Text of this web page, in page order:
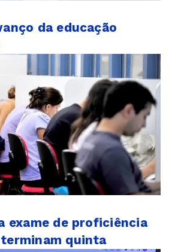
da educação
exame de proficiência
quinta